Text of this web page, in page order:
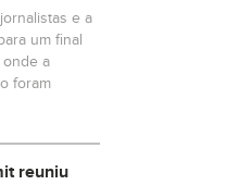
e a
um final
onde a
foram
reuniu